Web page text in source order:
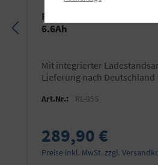
Rolux V-Mount LI-ION
6.6Ah
mit integrierter Ladestandsanzeigekeine
Lieferung nach Deutschland
Art.Nr.: RL-95S
289,90 €
Preise inkl. MwSt. zzgl.